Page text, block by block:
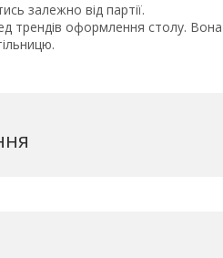
залежно від партії.
трендів оформлення столу.